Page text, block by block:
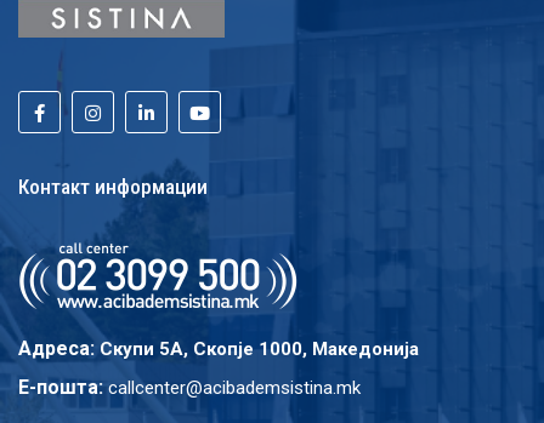
Контакт информации
Адреса: Скупи 5A, Скопје 1000, Македонија
E-пошта: callcenter@acibademsistina.mk